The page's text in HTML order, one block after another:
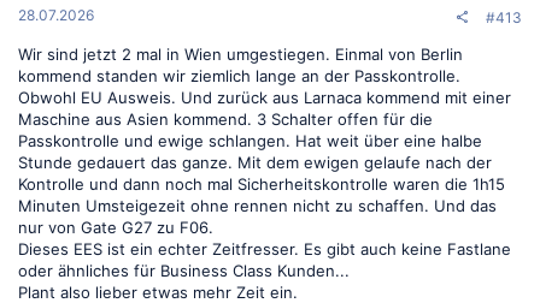
28.07.2026 #413
Wir sind jetzt 2 mal in Wien umgestiegen. Einmal von Berlin
kommend standen wir ziemlich lange an der Passkontrolle.
Obwohl EU Ausweis. Und zurück aus Larnaca kommend mit einer
Maschine aus Asien kommend. 3 Schalter offen für die
Passkontrolle und ewige schlangen. Hat weit über eine halbe
Stunde gedauert das ganze. Mit dem ewigen gelaufe nach der
Kontrolle und dann noch mal Sicherheitskontrolle waren die 1h15
Minuten Umsteigezeit ohne rennen nicht zu schaffen. Und das
nur von Gate G27 zu F06.
Dieses EES ist ein echter Zeitfresser. Es gibt auch keine Fastlane
oder ähnliches für Business Class Kunden...
Plant also lieber etwas mehr Zeit ein.